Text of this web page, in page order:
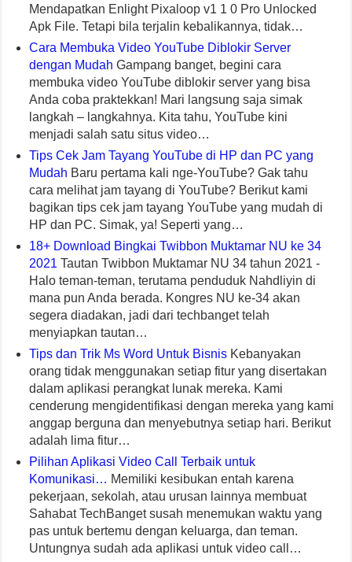
Mendapatkan Enlight Pixaloop v1 1 0 Pro Unlocked
Apk File. Tetapi bila terjalin kebalikannya, tidak…
Cara Membuka Video YouTube Diblokir Server
dengan Mudah Gampang banget, begini cara
membuka video YouTube diblokir server yang bisa
Anda coba praktekkan! Mari langsung saja simak
langkah – langkahnya. Kita tahu, YouTube kini
menjadi salah satu situs video…
Tips Cek Jam Tayang YouTube di HP dan PC yang
Mudah Baru pertama kali nge-YouTube? Gak tahu
cara melihat jam tayang di YouTube? Berikut kami
bagikan tips cek jam tayang YouTube yang mudah di
HP dan PC. Simak, ya! Seperti yang…
18+ Download Bingkai Twibbon Muktamar NU ke 34
2021 Tautan Twibbon Muktamar NU 34 tahun 2021 -
Halo teman-teman, terutama penduduk Nahdliyin di
mana pun Anda berada. Kongres NU ke-34 akan
segera diadakan, jadi dari techbanget telah
menyiapkan tautan…
Tips dan Trik Ms Word Untuk Bisnis Kebanyakan
orang tidak menggunakan setiap fitur yang disertakan
dalam aplikasi perangkat lunak mereka. Kami
cenderung mengidentifikasi dengan mereka yang kami
anggap berguna dan menyebutnya setiap hari. Berikut
adalah lima fitur…
Pilihan Aplikasi Video Call Terbaik untuk
Komunikasi… Memiliki kesibukan entah karena
pekerjaan, sekolah, atau urusan lainnya membuat
Sahabat TechBanget susah menemukan waktu yang
pas untuk bertemu dengan keluarga, dan teman.
Untungnya sudah ada aplikasi untuk video call…